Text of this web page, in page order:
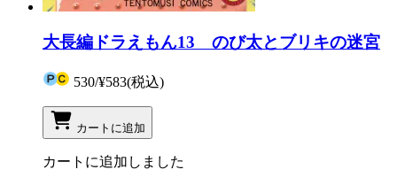
大長編ドラえもん13 のび太とブリキの迷宮
530/¥583(税込)
カートに追加
カートに追加しました